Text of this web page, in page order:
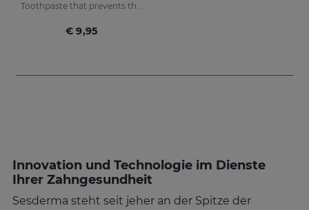
Toothpaste that prevents the appearance of cavities
€ 9,95
Innovation und Technologie im Dienste
Ihrer Zahngesundheit
Sesderma steht seit jeher an der Spitze der